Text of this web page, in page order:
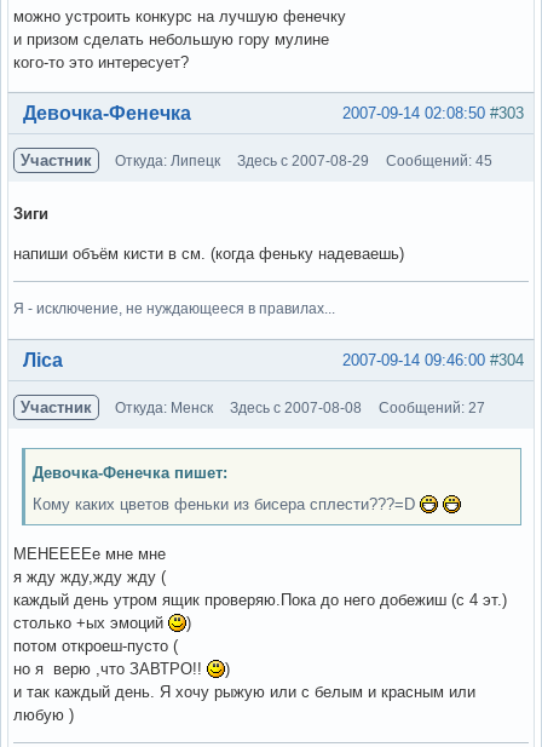
можно устроить конкурс на лучшую фенечку
и призом сделать небольшую гору мулине
кого-то это интересует?
Вне форума #303
2007-09-14 02:08:50
Девочка-Фенечка
Участник Откуда: Липецк Здесь с 2007-08-29 Сообщений: 45
Зиги
напиши объём кисти в см. (когда феньку надеваешь)
Я - исключение, не нуждающееся в правилах...
Вне форума #304
2007-09-14 09:46:00
Ліса
Участник Откуда: Менск Здесь с 2007-08-08 Сообщений: 27
Девочка-Фенечка пишет:
Кому каких цветов феньки из бисера сплести???=D
МЕНЕЕЕЕе мне мне
я жду жду,жду жду (
каждый день утром ящик проверяю.Пока до него добежиш (с 4 эт.)
столько +ых эмоций
)
потом откроеш-пусто (
но я верю ,что ЗАВТРО!!
)
и так каждый день. Я хочу рыжую или с белым и красным или
любую )